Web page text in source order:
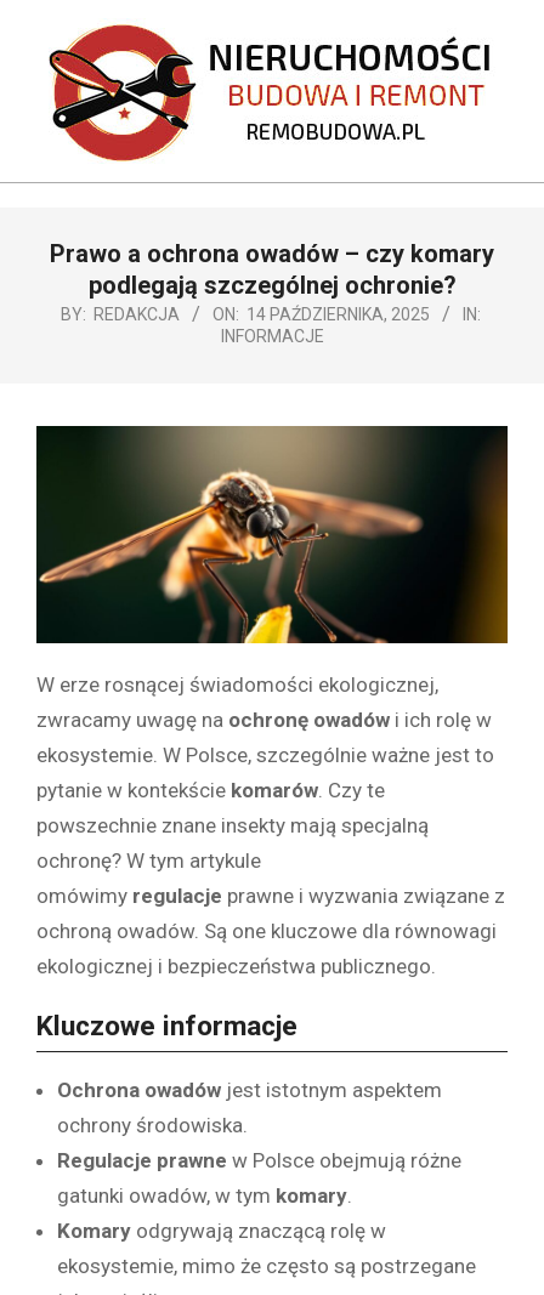
content
REMOBUDOWA.PL
NavigationPrawo a ochrona owadów – czy komary
podlegają szczególnej ochronie?
BY: REDAKCJA ON: 14 PAŹDZIERNIKA, 2025
IN:
INFORMACJE
W erze rosnącej świadomości ekologicznej,
zwracamy uwagę na ochronę owadów i ich rolę w
ekosystemie. W Polsce, szczególnie ważne jest to
pytanie w kontekście komarów. Czy te
powszechnie znane insekty mają specjalną
ochronę? W tym artykule
omówimy regulacje prawne i wyzwania związane z
ochroną owadów. Są one kluczowe dla równowagi
ekologicznej i bezpieczeństwa publicznego.
Kluczowe informacje
Ochrona owadów jest istotnym aspektem
ochrony środowiska.
Regulacje prawne w Polsce obejmują różne
gatunki owadów, w tym komary.
Komary odgrywają znaczącą rolę w
ekosystemie, mimo że często są postrzegane